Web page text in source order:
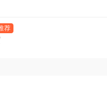
荐